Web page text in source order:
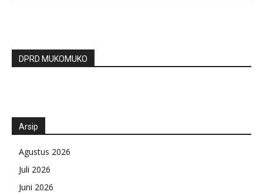
DPRD MUKOMUKO
Arsip
Agustus 2026
Juli 2026
Juni 2026